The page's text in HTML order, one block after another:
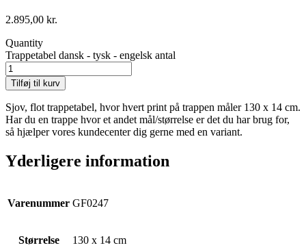
2.895,00 kr.
Quantity
Trappetabel dansk - tysk - engelsk antal
Tilføj til kurv
Sjov, flot trappetabel, hvor hvert print på trappen måler 130 x 14 cm.
Har du en trappe hvor et andet mål/størrelse er det du har brug for,
så hjælper vores kundecenter dig gerne med en variant.
Yderligere information
Varenummer GF0247
Størrelse 130 x 14 cm